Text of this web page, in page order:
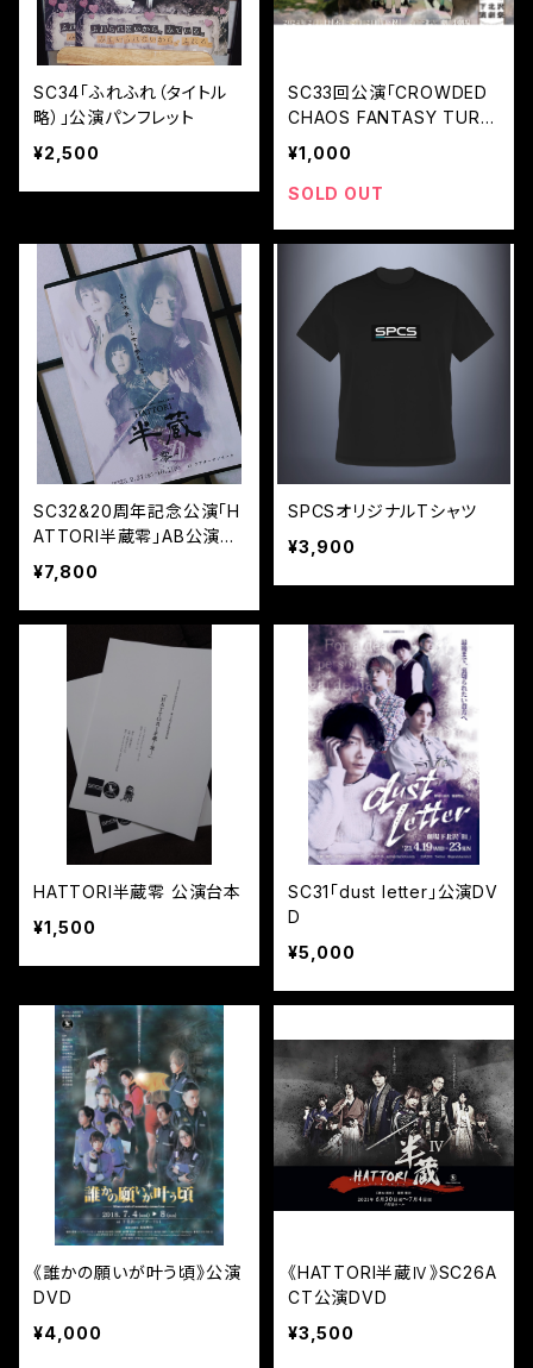
SC34「ふれふれ（タイトル
略）」公演パンフレット
¥2,500
SC33回公演「CROWDED
CHAOS FANTASY TURB
O」映像データA.B.シングル
Remix
¥1,000
SOLD OUT
SC32&20周年記念公演「H
ATTORI半蔵零」AB公演D
VD
¥7,800
SPCSオリジナルTシャツ
¥3,900
HATTORI半蔵零 公演台本
¥1,500
SC31「dust letter」公演DV
D
¥5,000
《誰かの願いが叶う頃》公演
DVD
¥4,000
《HATTORI半蔵Ⅳ》SC26A
CT公演DVD
¥3,500